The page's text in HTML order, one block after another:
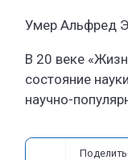
Умер Альфред
В 20 веке
состояние
научно-